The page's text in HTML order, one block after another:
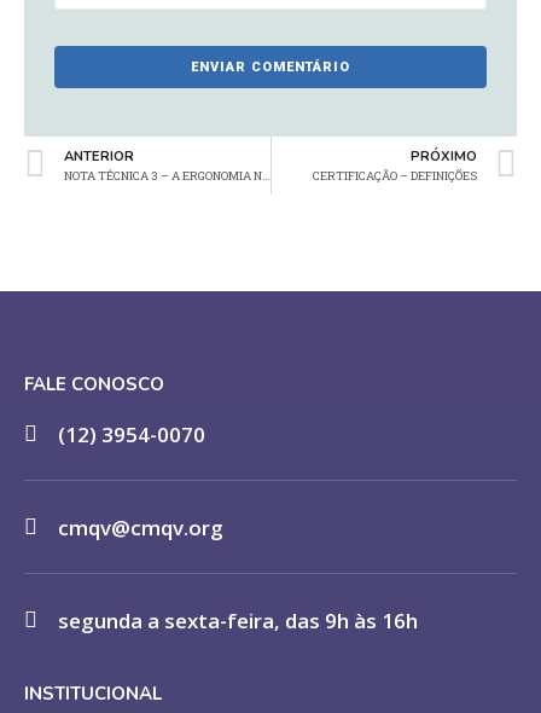
ANTERIOR PRÓXIMO
CERTIFICAÇÃO – DEFINIÇÕES
FALE CONOSCO
(12) 3954-0070
cmqv@cmqv.org
segunda a sexta-feira, das 9h às 16h
INSTITUCIONAL